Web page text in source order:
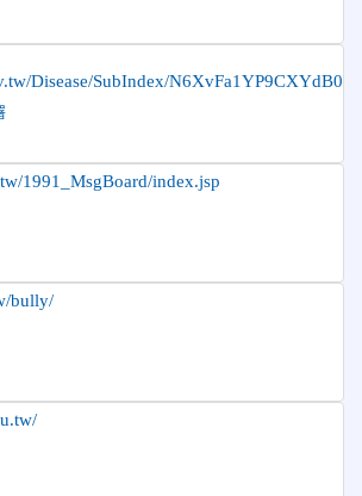
115年PaGamO寒假作業獲獎名單